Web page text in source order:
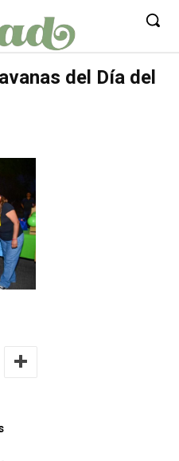
del Día del